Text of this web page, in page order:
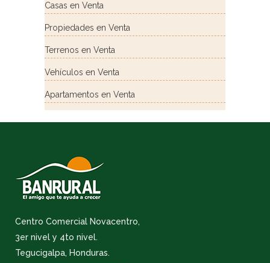
Casas en Venta
Propiedades en Venta
Terrenos en Venta
Vehículos en Venta
Apartamentos en Venta
Centro Comercial Novacentro,
3er nivel y 4to nivel.
Tegucigalpa, Honduras.